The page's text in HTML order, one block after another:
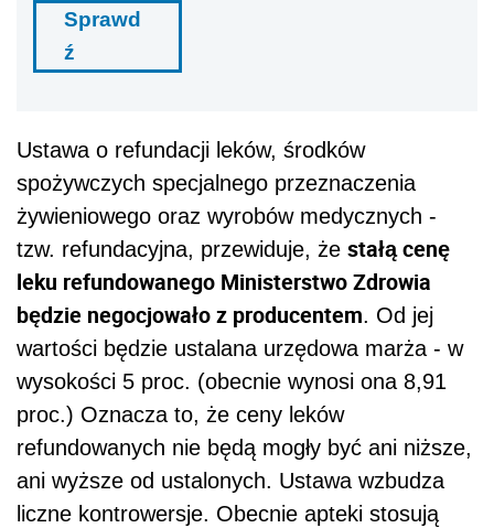
Sprawd
ź
Ustawa o refundacji leków, środków
spożywczych specjalnego przeznaczenia
żywieniowego oraz wyrobów medycznych -
tzw. refundacyjna, przewiduje, że stałą cenę
leku refundowanego Ministerstwo Zdrowia
będzie negocjowało z producentem. Od jej
wartości będzie ustalana urzędowa marża - w
wysokości 5 proc. (obecnie wynosi ona 8,91
proc.) Oznacza to, że ceny leków
refundowanych nie będą mogły być ani niższe,
ani wyższe od ustalonych. Ustawa wzbudza
liczne kontrowersje. Obecnie apteki stosują